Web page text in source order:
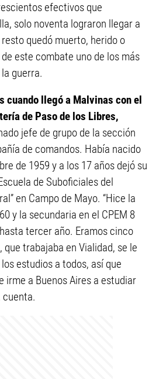
efectivos que
solo noventa lograron llegar a
quedó muerto, herido o
este combate uno de los más
guerra.
cuando llegó a Malvinas con el
de Paso de los Libres,
jefe de grupo de la sección
de comandos. Había nacido
de 1959 y a los 17 años dejó su
de Suboficiales del
en Campo de Mayo. “Hice la
y la secundaria en el CPEM 8
tercer año. Eramos cinco
que trabajaba en Vialidad, se le
estudios a todos, así que
irme a Buenos Aires a estudiar
cuenta.